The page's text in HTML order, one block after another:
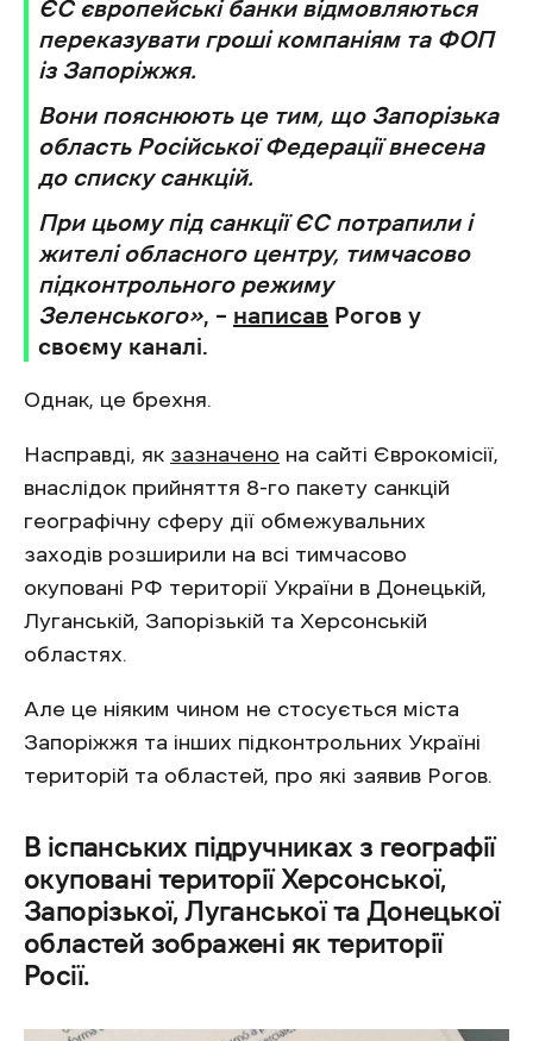
ЄС європейські банки відмовляються
переказувати гроші компаніям та ФОП
із Запоріжжя.
Вони пояснюють це тим, що Запорізька
область Російської Федерації внесена
до списку санкцій.
При цьому під санкції ЄС потрапили і
жителі обласного центру, тимчасово
підконтрольного режиму
Зеленського», – написав Рогов у
своєму каналі.
Однак, це брехня.
Насправді, як зазначено на сайті Єврокомісії,
внаслідок прийняття 8-го пакету санкцій
географічну сферу дії обмежувальних
заходів розширили на всі тимчасово
окуповані РФ території України в Донецькій,
Луганській, Запорізькій та Херсонській
областях.
Але це ніяким чином не стосується міста
Запоріжжя та інших підконтрольних Україні
територій та областей, про які заявив Рогов.
В іспанських підручниках з географії
окуповані території Херсонської,
Запорізької, Луганської та Донецької
областей зображені як території
Росії.